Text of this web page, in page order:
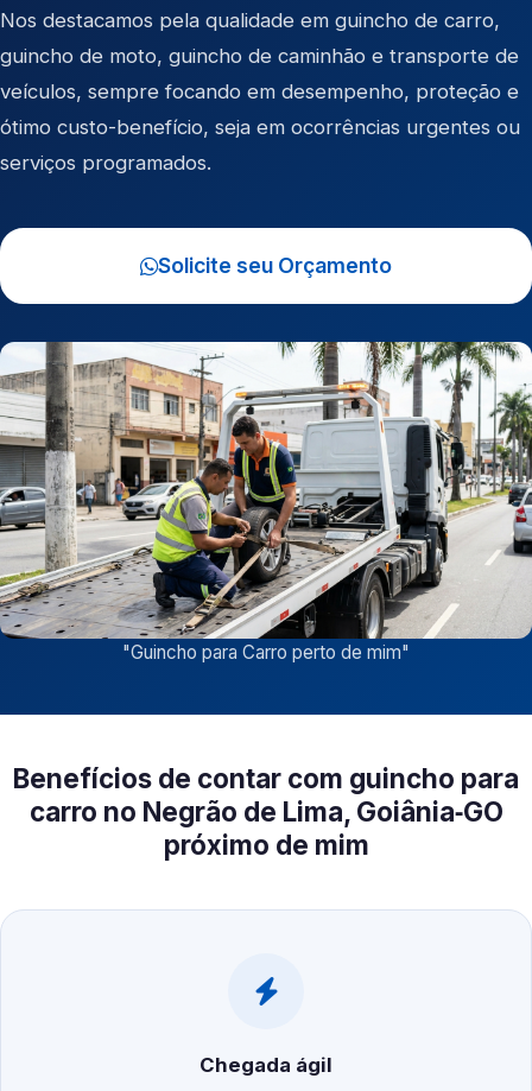
Nos destacamos pela qualidade em guincho de carro,
guincho de moto, guincho de caminhão e transporte de
veículos, sempre focando em desempenho, proteção e
ótimo custo-benefício, seja em ocorrências urgentes ou
serviços programados.
Solicite seu Orçamento
"Guincho para Carro perto de mim"
Benefícios de contar com guincho para
carro no Negrão de Lima, Goiânia‑GO
próximo de mim
Chegada ágil